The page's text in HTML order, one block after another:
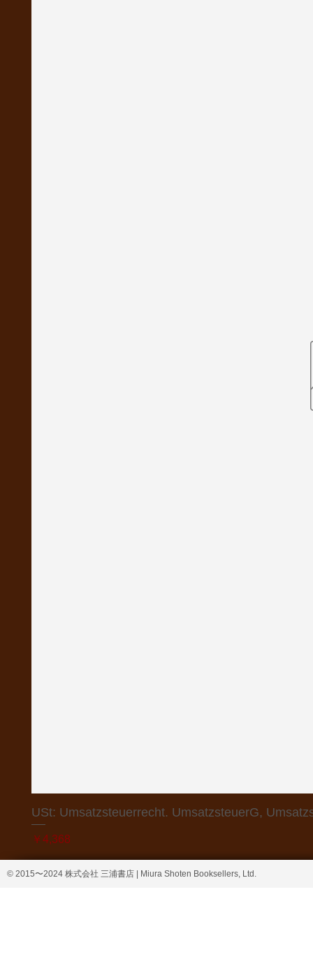
USt: Umsatzsteuerrecht. UmsatzsteuerG,
価格
￥4,368
© 2015〜2024 株式会社 三浦書店 | Miura Shoten Booksellers, Ltd.